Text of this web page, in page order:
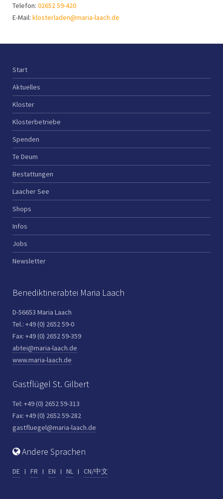
Telefon: 02652 59-420
E-Mail: klosterladen@maria-laach.de
Start
Aktuelles
Kloster
Klosterbetriebe
Spenden
Te Deum
Bestattungen
Laacher See
Shops
Infos
Jobs
Newsletter
Benediktinerabtei Maria Laach
D-56653 Maria Laach
Tel.: +49 (0) 2652 59-0
Fax: +49 (0) 2652 59-359
abtei@maria-laach.de
www.maria-laach.de
Gastflügel St. Gilbert
Tel: +49 (0) 2652 59-313
Fax: +49 (0) 2652 59-282
gastfluegel@maria-laach.de
Andere Sprachen
DE FR EN NL CN/中文